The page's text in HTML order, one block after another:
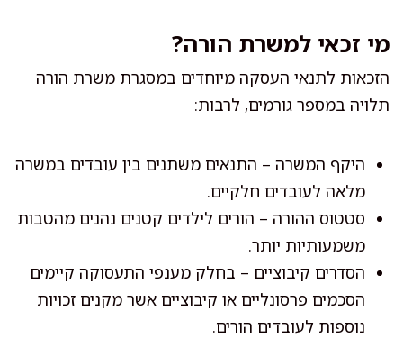
מי זכאי למשרת הורה?
הזכאות לתנאי העסקה מיוחדים במסגרת משרת הורה
תלויה במספר גורמים, לרבות:
היקף המשרה – התנאים משתנים בין עובדים במשרה
מלאה לעובדים חלקיים.
סטטוס ההורה – הורים לילדים קטנים נהנים מהטבות
משמעותיות יותר.
הסדרים קיבוציים – בחלק מענפי התעסוקה קיימים
הסכמים פרסונליים או קיבוציים אשר מקנים זכויות
נוספות לעובדים הורים.